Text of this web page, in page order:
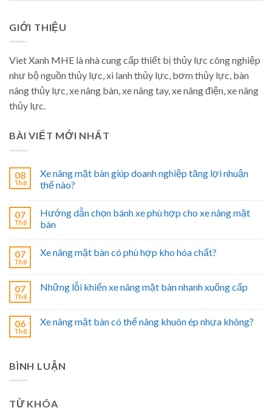
GIỚI THIỆU
Viet Xanh MHE là nhà cung cấp thiết bị thủy lực công nghiệp
như bộ nguồn thủy lực, xi lanh thủy lực, bơm thủy lực, bàn
nâng thủy lực, xe nâng bàn, xe nâng tay, xe nâng điện, xe nâng
thủy lực.
BÀI VIẾT MỚI NHẤT
08
Th8
Xe nâng mặt bàn giúp doanh nghiệp tăng lợi nhuận
thế nào?
07
Th8
Hướng dẫn chọn bánh xe phù hợp cho xe nâng mặt
bàn
07
Th8
Xe nâng mặt bàn có phù hợp kho hóa chất?
07
Th8
Những lỗi khiến xe nâng mặt bàn nhanh xuống cấp
06
Th8
Xe nâng mặt bàn có thể nâng khuôn ép nhựa không?
BÌNH LUẬN
TỪ KHÓA